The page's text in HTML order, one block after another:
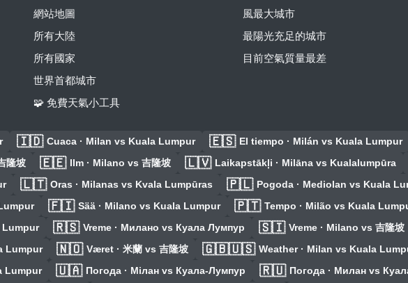
網站地圖
所有大陸
所有國家
世界首都城市
🧩 免費天氣小工具
風最大城市
最陽光充足的城市
目前空氣質量最差
🇮🇩 Cuaca · Milan vs Kuala Lumpur 🇪🇸 El tiempo · Milán vs Kuala Lumpur
隆坡 🇪🇪 Ilm · Milano vs 吉隆坡 🇱🇻 Laikapstākļi · Milāna vs Kualalumpūra
🇱🇹 Oras · Milanas vs Kvala Lumpūras 🇵🇱 Pogoda · Mediolan vs Kuala
🇫🇮 Sää · Milano vs Kuala Lumpur 🇵🇹 Tempo · Milão vs Kuala
Lumpur 🇷🇸 Vreme · Милано vs Куала Лумпур 🇸🇮 Vreme · Milano vs 吉隆坡
Lumpur 🇳🇴 Været · 米蘭 vs 吉隆坡 🇬🇧🇺🇸 Weather · Milan vs Kuala
Lumpur 🇺🇦 Погода · Мілан vs Куала-Лумпур 🇷🇺 Погода · Милан vs